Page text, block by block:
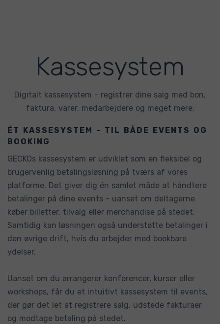
Kassesystem
Digitalt kassesystem - registrer dine salg med bon,
faktura, varer, medarbejdere og meget mere.
ÉT KASSESYSTEM - TIL BÅDE EVENTS OG
BOOKING
GECKOs kassesystem er udviklet som en fleksibel og
brugervenlig betalingsløsning på tværs af vores
platforme. Det giver dig én samlet måde at håndtere
betalinger på dine events - uanset om deltagerne
køber billetter, tilvalg eller merchandise på stedet.
Samtidig kan løsningen også understøtte betalinger i
den øvrige drift, hvis du arbejder med bookbare
ydelser.
Uanset om du arrangerer konferencer, kurser eller
workshops, får du et intuitivt kassesystem til events,
der gør det let at registrere salg, udstede fakturaer
og modtage betaling på stedet.